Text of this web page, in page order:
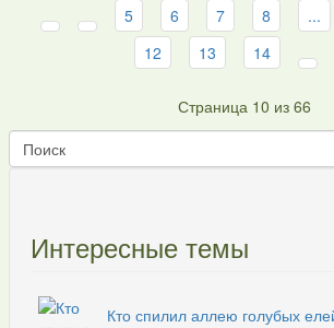
5 6 7 8 ...
12
13 14
Страница 10 из 66
Интересные темы
Кто спилил аллею голубых